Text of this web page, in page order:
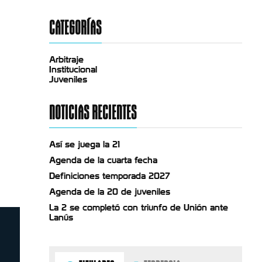
CATEGORÍAS
Arbitraje
Institucional
Juveniles
NOTICIAS RECIENTES
Así se juega la 21
Agenda de la cuarta fecha
Definiciones temporada 2027
Agenda de la 20 de juveniles
La 2 se completó con triunfo de Unión ante
Lanús